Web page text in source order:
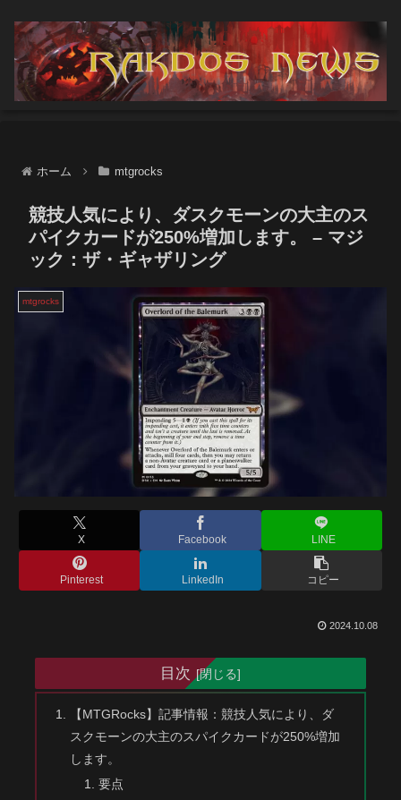
ホーム mtgrocks
競技人気により、ダスクモーンの大主のス
パイクカードが250%増加します。 – マジ
ック：ザ・ギャザリング
mtgrocks
X Facebook LINE
Pinterest LinkedIn コピー
2024.10.08
目次
【MTGRocks】記事情報：競技人気により、ダ
スクモーンの大主のスパイクカードが250%増加
します。
要点